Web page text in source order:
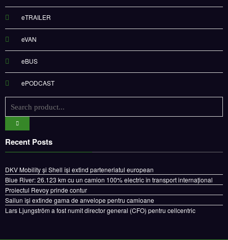
eTRAILER
eVAN
eBUS
ePODCAST
Recent Posts
DKV Mobility și Shell își extind parteneriatul european
Blue River: 26.123 km cu un camion 100% electric în transport internațional
Proiectul Revoy prinde contur
Sailun își extinde gama de anvelope pentru camioane
Lars Ljungström a fost numit director general (CFO) pentru cellcentric